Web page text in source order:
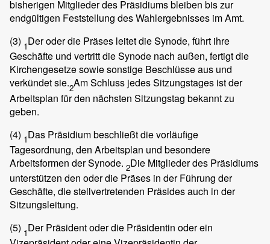
bisherigen Mitglieder des Präsidiums bleiben bis zur
endgültigen Feststellung des Wahlergebnisses im Amt.
(3) 1Der oder die Präses leitet die Synode, führt ihre
Geschäfte und vertritt die Synode nach außen, fertigt die
Kirchengesetze sowie sonstige Beschlüsse aus und
verkündet sie.2Am Schluss jedes Sitzungstages ist der
Arbeitsplan für den nächsten Sitzungstag bekannt zu
geben.
(4) 1Das Präsidium beschließt die vorläufige
Tagesordnung, den Arbeitsplan und besondere
Arbeitsformen der Synode. 2Die Mitglieder des Präsidiums
unterstützen den oder die Präses in der Führung der
Geschäfte, die stellvertretenden Präsides auch in der
Sitzungsleitung.
(5) 1Der Präsident oder die Präsidentin oder ein